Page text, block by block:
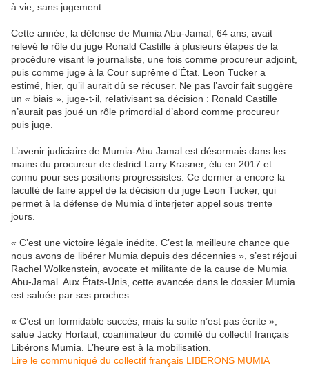
à vie, sans jugement.
Cette année, la défense de Mumia Abu-Jamal, 64 ans, avait
relevé le rôle du juge Ronald Castille à plusieurs étapes de la
procédure visant le journaliste, une fois comme procureur adjoint,
puis comme juge à la Cour suprême d’État. Leon Tucker a
estimé, hier, qu’il aurait dû se récuser. Ne pas l’avoir fait suggère
un « biais », juge-t-il, relativisant sa décision : Ronald Castille
n’aurait pas joué un rôle primordial d’abord comme procureur
puis juge.
L’avenir judiciaire de Mumia-Abu Jamal est désormais dans les
mains du procureur de district Larry Krasner, élu en 2017 et
connu pour ses positions progressistes. Ce dernier a encore la
faculté de faire appel de la décision du juge Leon Tucker, qui
permet à la défense de Mumia d’interjeter appel sous trente
jours.
« C’est une victoire légale inédite. C’est la meilleure chance que
nous avons de libérer Mumia depuis des décennies », s’est réjoui
Rachel Wolkenstein, avocate et militante de la cause de Mumia
Abu-Jamal. Aux États-Unis, cette avancée dans le dossier Mumia
est saluée par ses proches.
« C’est un formidable succès, mais la suite n’est pas écrite »,
salue Jacky Hortaut, coanimateur du comité du collectif français
Libérons Mumia. L’heure est à la mobilisation.
Lire le communiqué du collectif français LIBERONS MUMIA